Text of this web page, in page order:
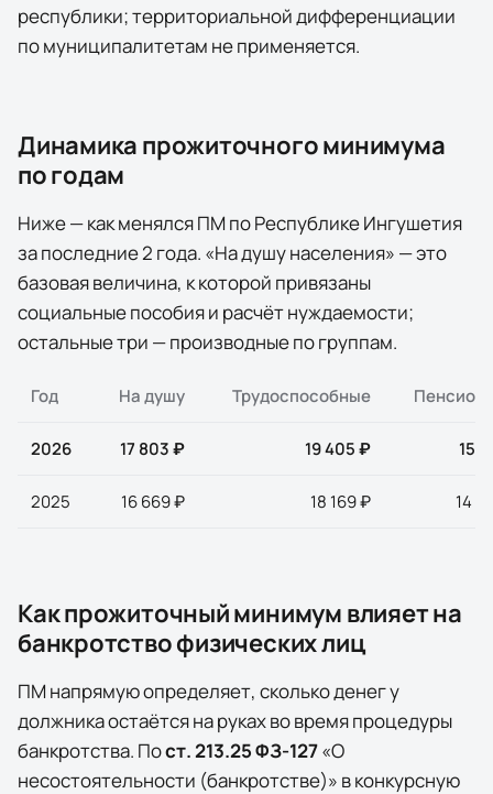
республики; территориальной дифференциации
по муниципалитетам не применяется.
Динамика прожиточного минимума
по годам
Ниже — как менялся ПМ поРеспублике Ингушетия
за последние2 года. «На душу населения» — это
базовая величина, к которой привязаны
социальные пособия и расчёт нуждаемости;
остальные три — производные по группам.
Год На душу Трудоспособные
2026 17 803 ₽ 19 405 ₽ 15
2025 16 669 ₽ 18 169 ₽ 14
Как прожиточный минимум влияет на
банкротство физических лиц
ПМ напрямую определяет, сколько денег у
должника остаётся на руках во время процедуры
банкротства. Пост. 213.25 ФЗ-127«О
несостоятельности (банкротстве)» в конкурсную